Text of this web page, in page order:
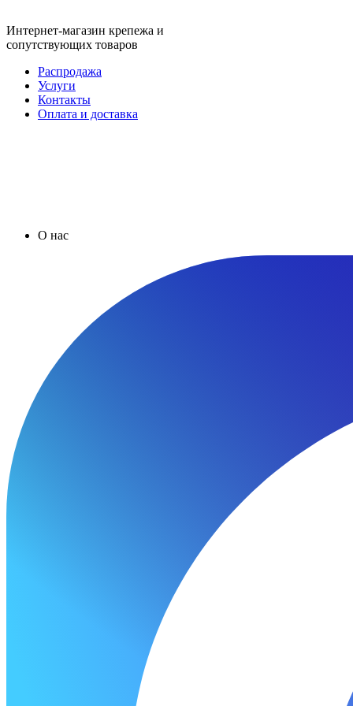
Интернет-магазин крепежа и
сопутствующих товаров
Распродажа
Услуги
Контакты
Оплата и доставка
О нас